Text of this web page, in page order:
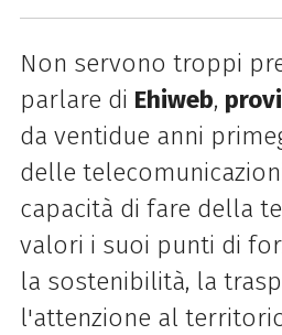
Non servono troppi
parlare di Ehiweb,
da ventidue anni
delle
capacità di fare della
valori i suoi punti di
la sostenibilità, la
l'attenzione al